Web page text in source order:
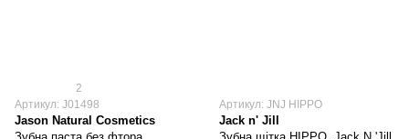
2
Артикул: J01498
Jason Natural Cosmetics
Артикул: JNJ HIPPO
Jack n' Jill